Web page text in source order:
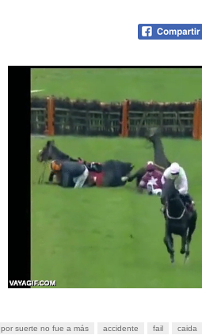
por suerte no fue a más accidente fail caida